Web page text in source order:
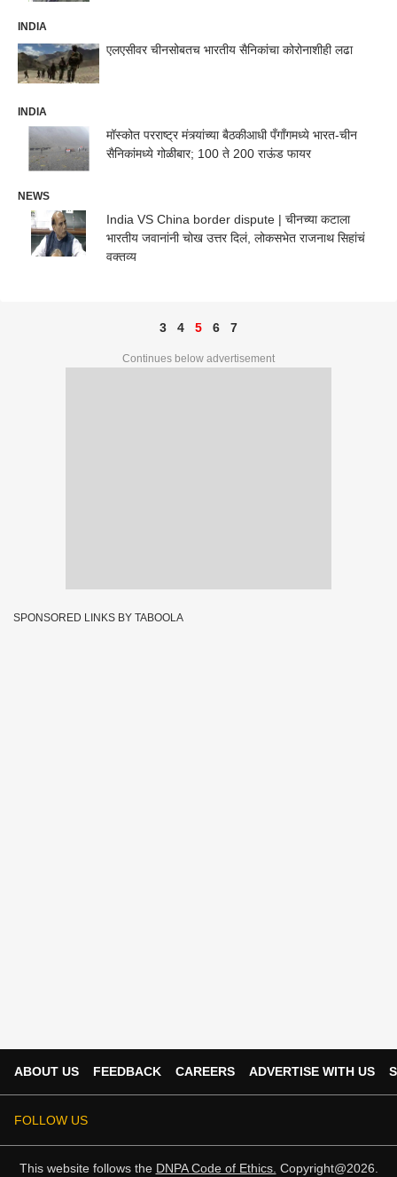
INDIA
एलएसीवर चीनसोबतच भारतीय सैनिकांचा कोरोनाशीही लढा
INDIA
मॉस्कोत परराष्ट्र मंत्र्यांच्या बैठकीआधी पँगाँगमध्ये भारत-चीन
सैनिकांमध्ये गोळीबार; 100 ते 200 राऊंड फायर
NEWS
India VS China border dispute | चीनच्या कटाला
भारतीय जवानांनी चोख उत्तर दिलं, लोकसभेत राजनाथ सिहांचं
वक्तव्य
3 4 5 6 7
Continues below advertisement
SPONSORED LINKS BY TABOOLA
ABOUT US FEEDBACK CAREERS ADVERTISE WITH US
FOLLOW US
This website follows the DNPA Code of Ethics. Copyright@2026.